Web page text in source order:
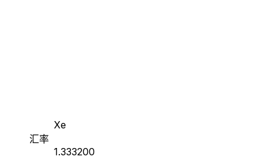
Xe
汇率
1.333200